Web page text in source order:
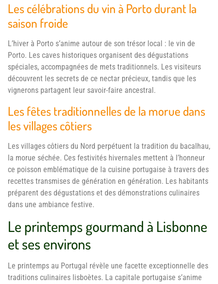
Les célébrations du vin à Porto durant la
saison froide
L’hiver à Porto s’anime autour de son trésor local : le vin de
Porto. Les caves historiques organisent des dégustations
spéciales, accompagnées de mets traditionnels. Les visiteurs
découvrent les secrets de ce nectar précieux, tandis que les
vignerons partagent leur savoir-faire ancestral.
Les fêtes traditionnelles de la morue dans
les villages côtiers
Les villages côtiers du Nord perpétuent la tradition du bacalhau,
la morue séchée. Ces festivités hivernales mettent à l’honneur
ce poisson emblématique de la cuisine portugaise à travers des
recettes transmises de génération en génération. Les habitants
préparent des dégustations et des démonstrations culinaires
dans une ambiance festive.
Le printemps gourmand à Lisbonne
et ses environs
Le printemps au Portugal révèle une facette exceptionnelle des
traditions culinaires lisboètes. La capitale portugaise s’anime